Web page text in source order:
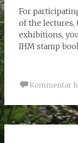
For
of the
exhibitions,
IHM stamp
Kommentar